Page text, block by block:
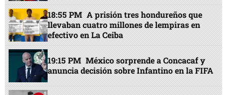
18:55 PM A prisión tres hondureños que
llevaban cuatro millones de lempiras en
efectivo en La Ceiba
19:15 PM México sorprende a Concacaf y
anuncia decisión sobre Infantino en la FIFA